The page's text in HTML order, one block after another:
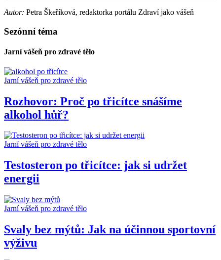
Autor: Petra Škeříková, redaktorka portálu Zdraví jako vášeň
Sezónní téma
Jarní vášeň pro zdravé tělo
Jarní vášeň pro zdravé tělo
Rozhovor: Proč po třicítce snášíme
alkohol hůř?
Jarní vášeň pro zdravé tělo
Testosteron po třicítce: jak si udržet
energii
Jarní vášeň pro zdravé tělo
Svaly bez mýtů: Jak na účinnou sportovní
výživu